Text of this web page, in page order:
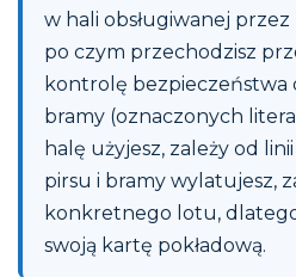
w hali obsługiwanej
po czym przechodzisz
kontrolę bezpieczeństwa
bramy (oznaczonych
halę użyjesz, zależy od
pirsu i bramy wylatujesz,
konkretnego lotu,
swoją kartę pokładową.